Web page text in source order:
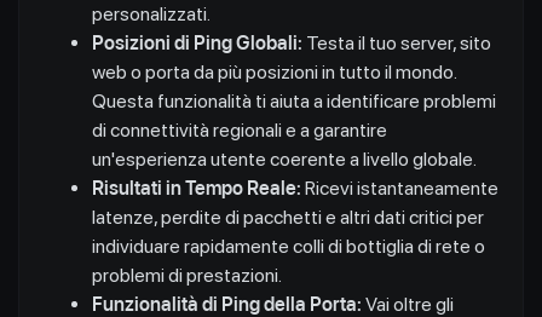
personalizzati.
Posizioni di Ping Globali: Testa il tuo server, sito
web o porta da più posizioni in tutto il mondo.
Questa funzionalità ti aiuta a identificare problemi
di connettività regionali e a garantire
un'esperienza utente coerente a livello globale.
Risultati in Tempo Reale: Ricevi istantaneamente
latenze, perdite di pacchetti e altri dati critici per
individuare rapidamente colli di bottiglia di rete o
problemi di prestazioni.
Funzionalità di Ping della Porta: Vai oltre gli